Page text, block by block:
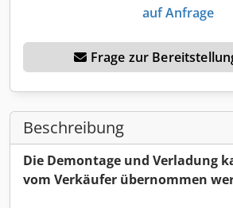
auf Anfrage
Frage zur
Beschreibung
Die Demontage und Verladung
vom Verkäufer übernommen